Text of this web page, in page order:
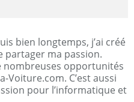
bien longtemps, j’ai créé
partager ma passion.
nombreuses opportunités
Voiture.com. C’est aussi
pour l’informatique et